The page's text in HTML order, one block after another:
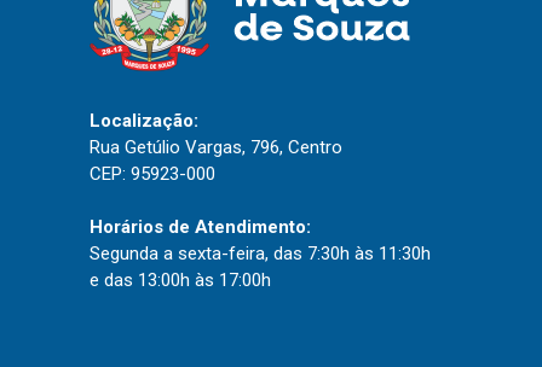
Publicações
Diário Oficial (Novo)
Diário Oficial (Até 30/04)
Processo Seletivo
Seletivo Simplificado
Localização:
Rua Getúlio Vargas, 796, Centro
CEP: 95923-000
Horários de Atendimento:
Segunda a sexta-feira, das 7:30h às 11:30h
e das 13:00h às 17:00h